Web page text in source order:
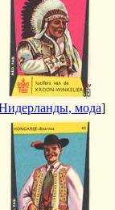
мода]